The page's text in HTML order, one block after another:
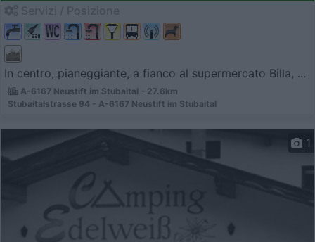
In centro, pianeggiante, a fianco al supermercato Billa, ...
A-6167 Neustift im Stubaital - 27.6km
Stubaitalstrasse 94 - A-6167 Neustift im Stubaital
1